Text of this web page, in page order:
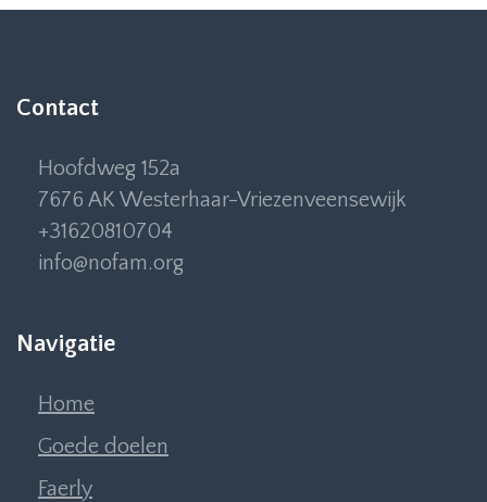
Contact
Hoofdweg 152a
7676 AK Westerhaar-Vriezenveensewijk
+31620810704
info@nofam.org
Navigatie
Home
Goede doelen
Faerly